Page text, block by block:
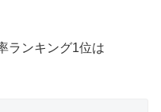
ランキング1位は